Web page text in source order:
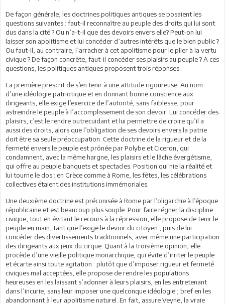
De façon générale, les doctrines politiques antiques se posaient les
questions suivantes : faut-il reconnaître au peuple des droits qui lui sont
dus dans la cité ? Ou n’a-t-il que des devoirs envers elle? Peut-on lui
laisser son apolitisme et lui concéder d’autres intérêts que le bien public ?
Ou faut-il, au contraire, l’arracher à cet apolitisme pour le plier à la vertu
civique ? De façon concrète, faut-il concéder ses plaisirs au peuple ? A ces
questions, les politiques antiques proposent trois réponses.
La première prescrit de s’en tenir à une attitude rigoureuse. Au nom
d’une idéologie patriotique et en donnant bonne conscience aux
dirigeants, elle exige l’exercice de l’autorité, sans faiblesse, pour
astreindre le peuple à l’accomplissement de son devoir. Lui concéder des
plaisirs, c’est le rendre outrecuidant et lui permettre de croire qu’il a
aussi des droits, alors que l’obligation de ses devoirs envers la patrie
doit être sa seule préoccupation. Cette doctrine de la rigueur et de la
fermeté envers le peuple est prônée par Polybe et Ciceron, qui
condamnent, avec la même hargne, les plaisirs et le lâche évergétisme,
qui offre au peuple banquets et spectacles. Position qui nie la réalité et
lui tourne le dos : en Grèce comme à Rome, les fêtes, les célébrations
collectives étaient des institutions immémoriales.
Une deuxième doctrine est préconisée à Rome par l’oligarchie à l’époque
républicaine et est beaucoup plus souple. Pour faire régner la discipline
civique, tout en évitant le recours à la répression, elle propose de tenir le
peuple en main, tant que l’exige le devoir du citoyen ; puis de lui
concéder des divertissements traditionnels, avec même une participation
des dirigeants aux jeux du cirque. Quant à la troisième opinion, elle
procède d’une vieille politique monarchique, qui évite d’irriter le peuple
et écarte ainsi toute agitation : plutôt que d’imposer rigueur et fermeté
civiques mal acceptées, elle propose de rendre les populations
heureuses en les laissant s’adonner à leurs plaisirs, en les entretenant
dans l’incurie, sans leur imposer une quelconque idéologie ; bref en les
abandonnant à leur apolitisme naturel. En fait, assure Veyne, la vraie